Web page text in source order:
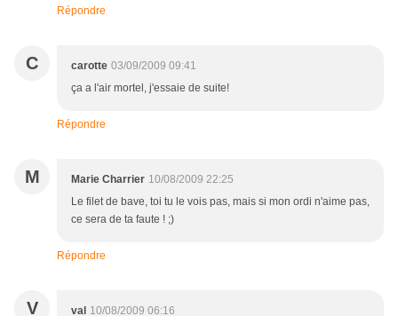
Répondre
C carotte 03/09/2009 09:41
ça a l'air mortel, j'essaie de suite!
Répondre
M Marie Charrier 10/08/2009 22:25
Le filet de bave, toi tu le vois pas, mais si mon ordi n'aime pas,
ce sera de ta faute ! ;)
Répondre
V val 10/08/2009 06:16